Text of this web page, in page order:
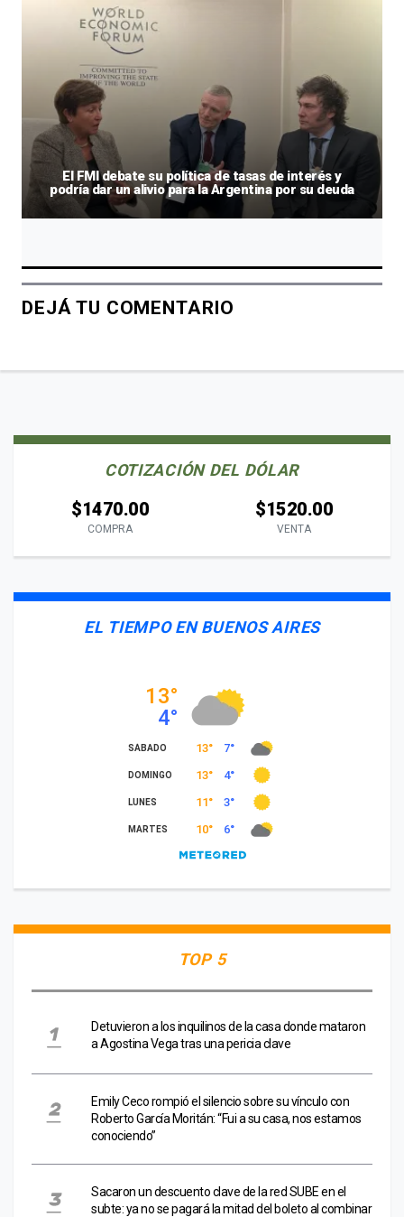
El FMI debate su política de tasas de interés y
podría dar un alivio para la Argentina por su deuda
DEJÁ TU COMENTARIO
COTIZACIÓN DEL DÓLAR
$1470.00
COMPRA
$1520.00
VENTA
EL TIEMPO EN BUENOS AIRES
TOP 5
Detuvieron a los inquilinos de la casa donde mataron
a Agostina Vega tras una pericia clave
Emily Ceco rompió el silencio sobre su vínculo con
Roberto García Moritán: “Fui a su casa, nos estamos
conociendo”
Sacaron un descuento clave de la red SUBE en el
subte: ya no se pagará la mitad del boleto al combinar